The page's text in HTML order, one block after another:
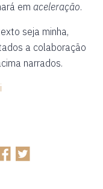
em aceleração.
seja minha,
a colaboração
narrados.